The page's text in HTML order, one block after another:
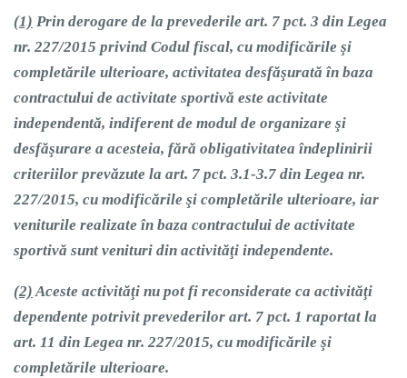
(1) Prin derogare de la prevederile art. 7 pct. 3 din Legea
nr. 227/2015 privind Codul fiscal, cu modificările şi
completările ulterioare, activitatea desfăşurată în baza
contractului de activitate sportivă este activitate
independentă, indiferent de modul de organizare şi
desfăşurare a acesteia, fără obligativitatea îndeplinirii
criteriilor prevăzute la art. 7 pct. 3.1-3.7 din Legea nr.
227/2015, cu modificările şi completările ulterioare, iar
veniturile realizate în baza contractului de activitate
sportivă sunt venituri din activităţi independente.
(2)Aceste activităţi nu pot fi reconsiderate ca activităţi
dependente potrivit prevederilor art. 7 pct. 1 raportat la
art. 11 din Legea nr. 227/2015, cu modificările şi
completările ulterioare.